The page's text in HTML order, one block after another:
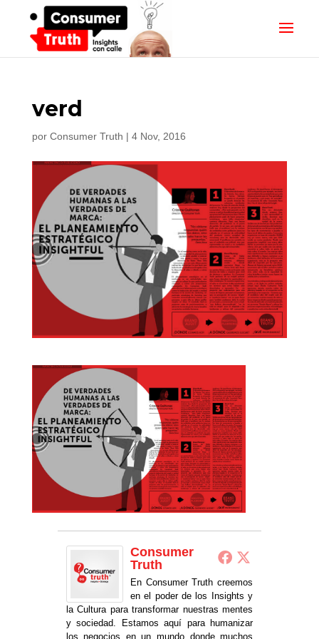
verd
por Consumer Truth | 4 Nov, 2016
Consumer
Truth
En Consumer Truth creemos
en el poder de los Insights y
la Cultura para transformar nuestras mentes
y sociedad. Estamos aquí para humanizar
los negocios en un mundo donde muchos